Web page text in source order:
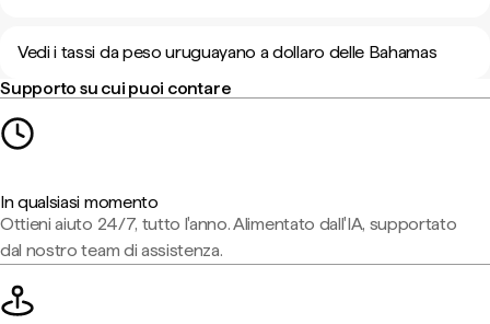
Vedi i tassi da peso uruguayano a dollaro delle Bahamas
Supporto su cui puoi contare
In qualsiasi momento
Ottieni aiuto 24/7, tutto l'anno. Alimentato dall'IA, supportato
dal nostro team di assistenza.